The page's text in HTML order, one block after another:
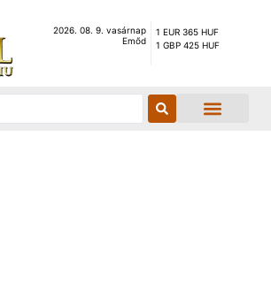
2026. 08. 9. vasárnap
Emőd
1 EUR 365 HUF
1 GBP 425 HUF